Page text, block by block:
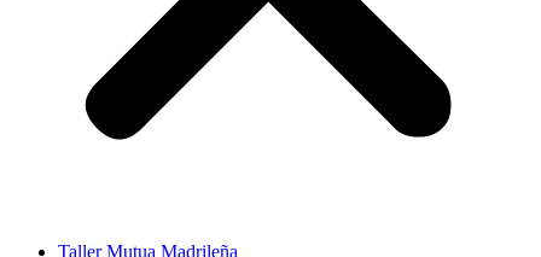
Taller Mutua Madrileña